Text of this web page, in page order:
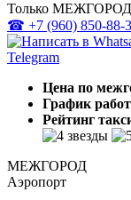
Только МЕЖГОРОД
☎ +7 (960) 850-88-
Telegram
Цена по
График
Рейтинг
МЕЖГОРОД
Аэропорт